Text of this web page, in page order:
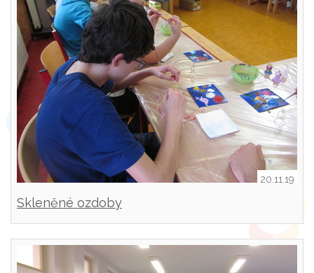
20.11.19
Skleněné ozdoby